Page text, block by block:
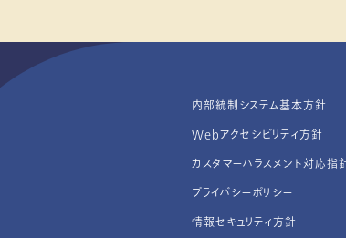
内部統制システム基本方針
Webアクセシビリティ方針
カスタマーハラスメント対応指
プライバシーポリシー
情報セキュリティ方針